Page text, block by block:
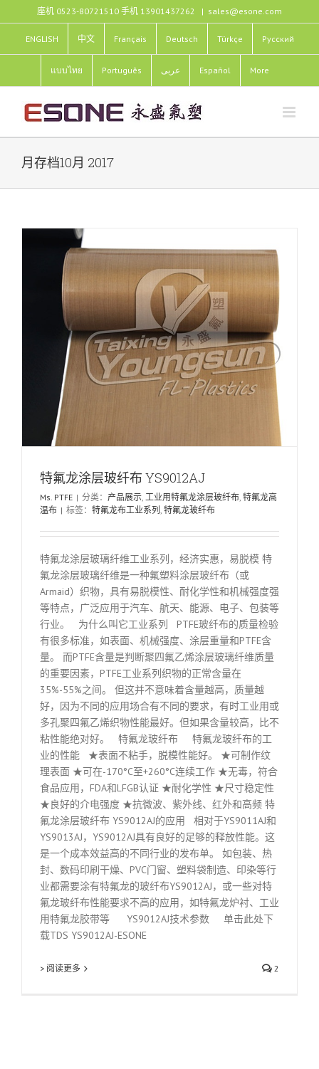
过
容
座机 0523-80721510 手机 13901437262 | sales@esone.com
ENGLISH 中文 Français Deutsch Türkçe Pусский
แบบไทย Português عربى Español More
月存档10月 2017
特氟龙涂层玻纤布 YS9012AJ
Ms. PTFE | 分类： 产品展示, 工业用特氟龙涂层玻纤布, 特氟龙高
温布 | 标签： 特氟龙布工业系列 , 特氟龙玻纤布
特氟龙涂层玻璃纤维工业系列，经济实惠，易脱模 特
氟龙涂层玻璃纤维是一种氟塑料涂层玻纤布（或
Armaid）织物，具有易脱模性、耐化学性和机械强度强
等特点，广泛应用于汽车、航天、能源、电子、包装等
行业。 为什么叫它工业系列 PTFE玻纤布的质量检验
有很多标准，如表面、机械强度、涂层重量和PTFE含
量。 而PTFE含量是判断聚四氟乙烯涂层玻璃纤维质量
的重要因素，PTFE工业系列织物的正常含量在
35%-55%之间。 但这并不意味着含量越高，质量越
好，因为不同的应用场合有不同的要求，有时工业用或
多孔聚四氟乙烯织物性能最好。但如果含量较高，比不
粘性能绝对好。 特氟龙玻纤布 特氟龙玻纤布的工
业的性能 ★表面不粘手，脱模性能好。 ★可制作纹
理表面 ★可在-170°C至+260°C连续工作 ★无毒，符合
食品应用，FDA和LFGB认证 ★耐化学性 ★尺寸稳定性
★良好的介电强度 ★抗微波、紫外线、红外和高频 特
氟龙涂层玻纤布 YS9012AJ的应用 相对于YS9011AJ和
YS9013AJ，YS9012AJ具有良好的足够的释放性能。这
是一个成本效益高的不同行业的发布单。 如包装、热
封、数码印刷干燥、PVC门窗、塑料袋制造、印染等行
业都需要涂有特氟龙的玻纤布YS9012AJ，或一些对特
氟龙玻纤布性能要求不高的应用，如特氟龙炉衬、工业
用特氟龙胶带等 YS9012AJ技术参数 单击此处下
载TDS YS9012AJ-ESONE
> 阅读更多 2